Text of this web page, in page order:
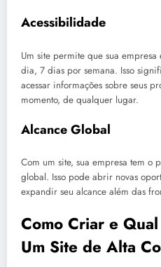
Acessibilidade
Um site permite que sua
dia, 7 dias por semana. Isso
acessar informações sobre seus
momento, de qualquer lugar.
Alcance Global
Com um site, sua empresa tem o
global. Isso pode abrir novas
expandir seu alcance além das
Como Criar e
Um Site de Alta